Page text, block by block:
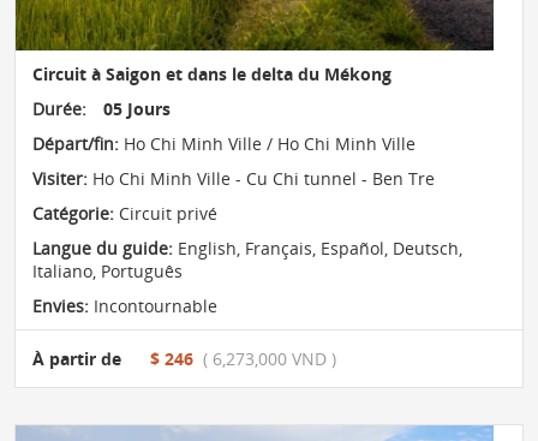
Circuit à Saigon et dans le delta du Mékong
Durée:
05 Jours
Départ/fin: Ho Chi Minh Ville / Ho Chi Minh Ville
Visiter: Ho Chi Minh Ville - Cu Chi tunnel - Ben Tre
Catégorie: Circuit privé
Langue du guide: English, Français, Español, Deutsch,
Italiano, Português
Envies: Incontournable
À partir de $ 246 ( 6,273,000 VND )